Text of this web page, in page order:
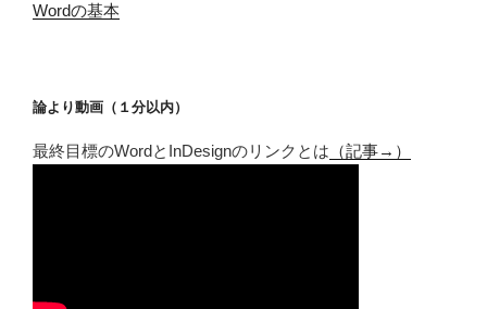
Wordの基本
論より動画（１分以内）
最終目標のWordとInDesignのリンクとは （記事→）